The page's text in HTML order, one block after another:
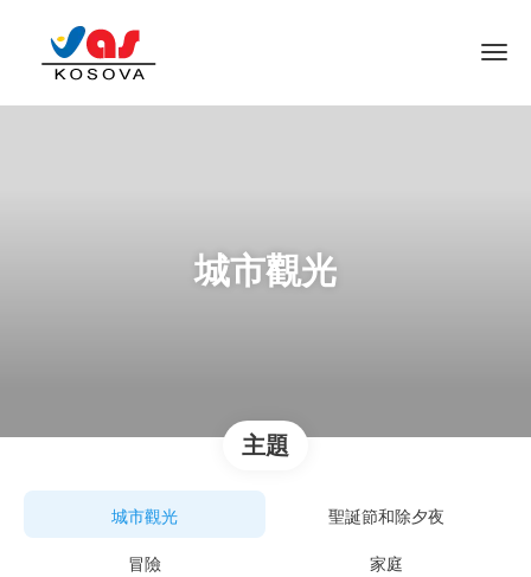
城市觀光
主題
城市觀光
聖誕節和除夕夜
冒險
家庭